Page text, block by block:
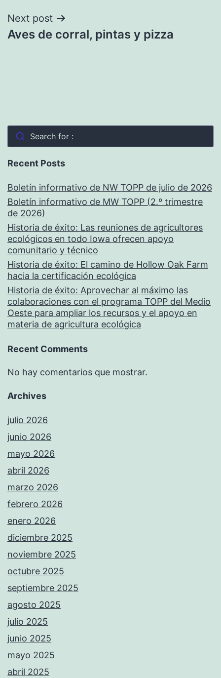
Next post
Aves de corral, pintas y pizza
Search for :
Recent Posts
Boletín informativo de NW TOPP de julio de 2026
Boletín informativo de MW TOPP (2.º trimestre
de 2026)
Historia de éxito: Las reuniones de agricultores
ecológicos en todo Iowa ofrecen apoyo
comunitario y técnico
Historia de éxito: El camino de Hollow Oak Farm
hacia la certificación ecológica
Historia de éxito: Aprovechar al máximo las
colaboraciones con el programa TOPP del Medio
Oeste para ampliar los recursos y el apoyo en
materia de agricultura ecológica
Recent Comments
No hay comentarios que mostrar.
Archives
julio 2026
junio 2026
mayo 2026
abril 2026
marzo 2026
febrero 2026
enero 2026
diciembre 2025
noviembre 2025
octubre 2025
septiembre 2025
agosto 2025
julio 2025
junio 2025
mayo 2025
abril 2025